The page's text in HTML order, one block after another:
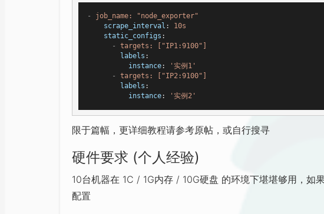
-
job_name: "node_exporter"
scrape_interval :
10s
static_configs :
-
targets: ["IP1:9100"]
labels :
instance:
'实例1'
-
targets: ["IP2:9100"]
labels :
instance: '实例2'
限于篇幅，更详细教程请参考原帖，或自行搜寻
硬件要求 (个人经验)
10台机器在 1C / 1G内存 / 10G硬盘 的环境下堪堪够用，如
配置